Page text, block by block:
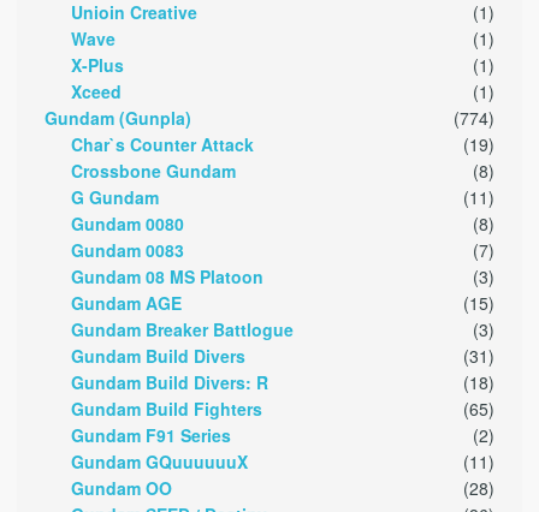
Unioin Creative
(1)
Wave
(1)
X-Plus
(1)
Xceed
(1)
Gundam (Gunpla)
(774)
Char`s Counter Attack
(19)
Crossbone Gundam
(8)
G Gundam
(11)
Gundam 0080
(8)
Gundam 0083
(7)
Gundam 08 MS Platoon
(3)
Gundam AGE
(15)
Gundam Breaker Battlogue
(3)
Gundam Build Divers
(31)
Gundam Build Divers: R
(18)
Gundam Build Fighters
(65)
Gundam F91 Series
(2)
Gundam GQuuuuuuX
(11)
Gundam OO
(28)